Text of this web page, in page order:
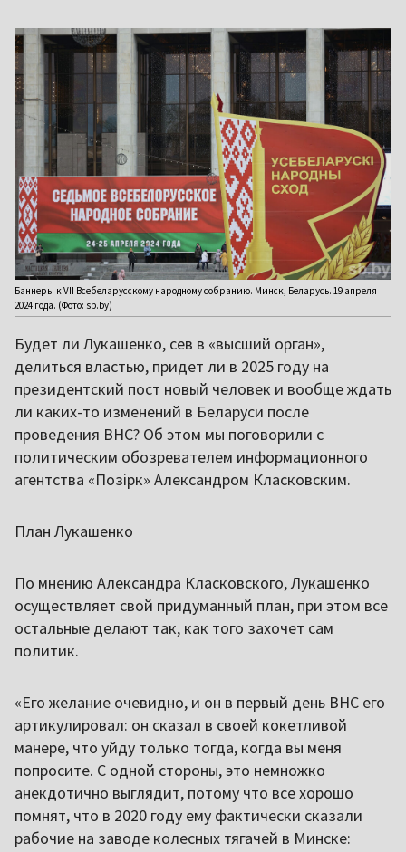
Баннеры к VII Всебеларусскому народному собранию. Минск, Беларусь. 19 апреля
2024 года. (Фото: sb.by)
Будет ли Лукашенко, сев в «высший орган»,
делиться властью, придет ли в 2025 году на
президентский пост новый человек и вообще ждать
ли каких-то изменений в Беларуси после
проведения ВНС? Об этом мы поговорили с
политическим обозревателем информационного
агентства «Позірк» Александром Класковским.
План Лукашенко
По мнению Александра Класковского, Лукашенко
осуществляет свой придуманный план, при этом все
остальные делают так, как того захочет сам
политик.
«Его желание очевидно, и он в первый день ВНС его
артикулировал: он сказал в своей кокетливой
манере, что уйду только тогда, когда вы меня
попросите. С одной стороны, это немножко
анекдотично выглядит, потому что все хорошо
помнят, что в 2020 году ему фактически сказали
рабочие на заводе колесных тягачей в Минске: